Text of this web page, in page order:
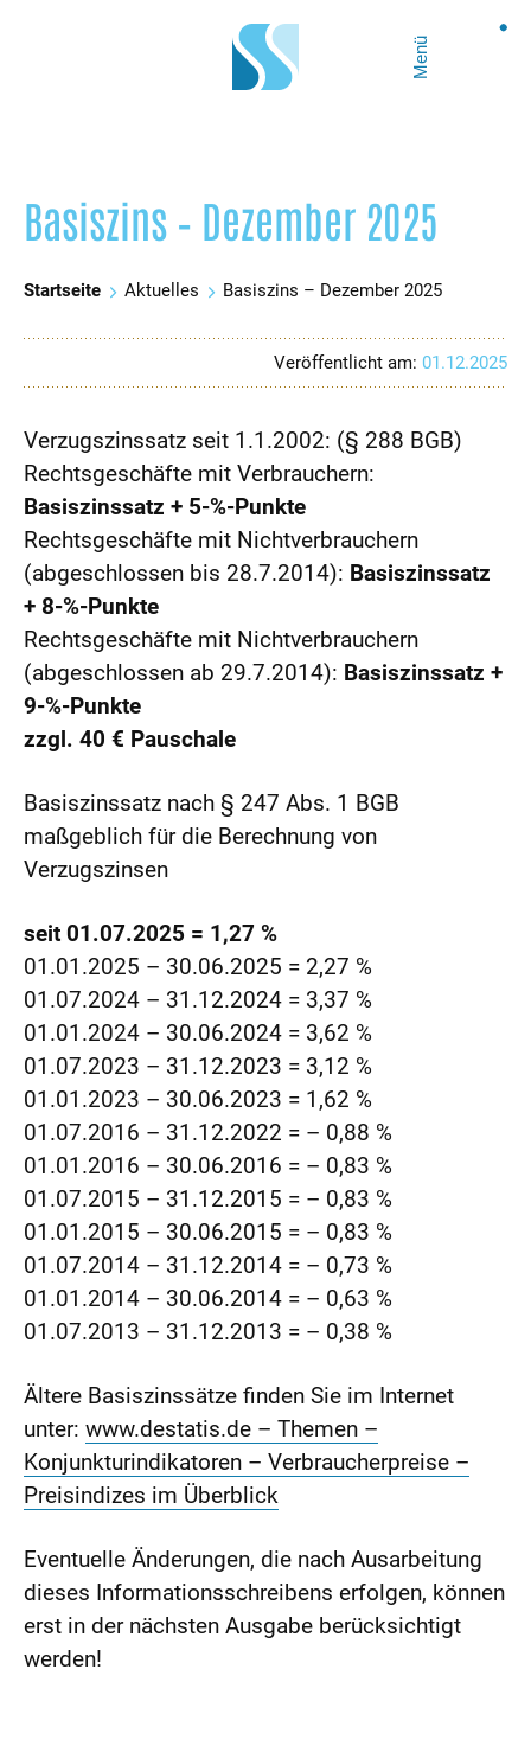
Menü
Basiszins – Dezember 2025
Startseite Aktuelles Basiszins – Dezember 2025
Veröffentlicht am: 01.12.2025
Verzugszinssatz seit 1.1.2002: (§ 288 BGB)
Rechtsgeschäfte mit Verbrauchern:
Basiszinssatz + 5-%-Punkte
Rechtsgeschäfte mit Nichtverbrauchern
(abgeschlossen bis 28.7.2014): Basiszinssatz
+ 8-%-Punkte
Rechtsgeschäfte mit Nichtverbrauchern
(abgeschlossen ab 29.7.2014): Basiszinssatz +
9-%-Punkte
zzgl. 40 € Pauschale
Basiszinssatz nach § 247 Abs. 1 BGB
maßgeblich für die Berechnung von
Verzugszinsen
seit 01.07.2025 = 1,27 %
01.01.2025 – 30.06.2025 = 2,27 %
01.07.2024 – 31.12.2024 = 3,37 %
01.01.2024 – 30.06.2024 = 3,62 %
01.07.2023 – 31.12.2023 = 3,12 %
01.01.2023 – 30.06.2023 = 1,62 %
01.07.2016 – 31.12.2022 = – 0,88 %
01.01.2016 – 30.06.2016 = – 0,83 %
01.07.2015 – 31.12.2015 = – 0,83 %
01.01.2015 – 30.06.2015 = – 0,83 %
01.07.2014 – 31.12.2014 = – 0,73 %
01.01.2014 – 30.06.2014 = – 0,63 %
01.07.2013 – 31.12.2013 = – 0,38 %
Ältere Basiszinssätze finden Sie im Internet
unter: www.destatis.de – Themen –
Konjunkturindikatoren – Verbraucherpreise –
Preisindizes im Überblick
Eventuelle Änderungen, die nach Ausarbeitung
dieses Informationsschreibens erfolgen, können
erst in der nächsten Ausgabe berücksichtigt
werden!